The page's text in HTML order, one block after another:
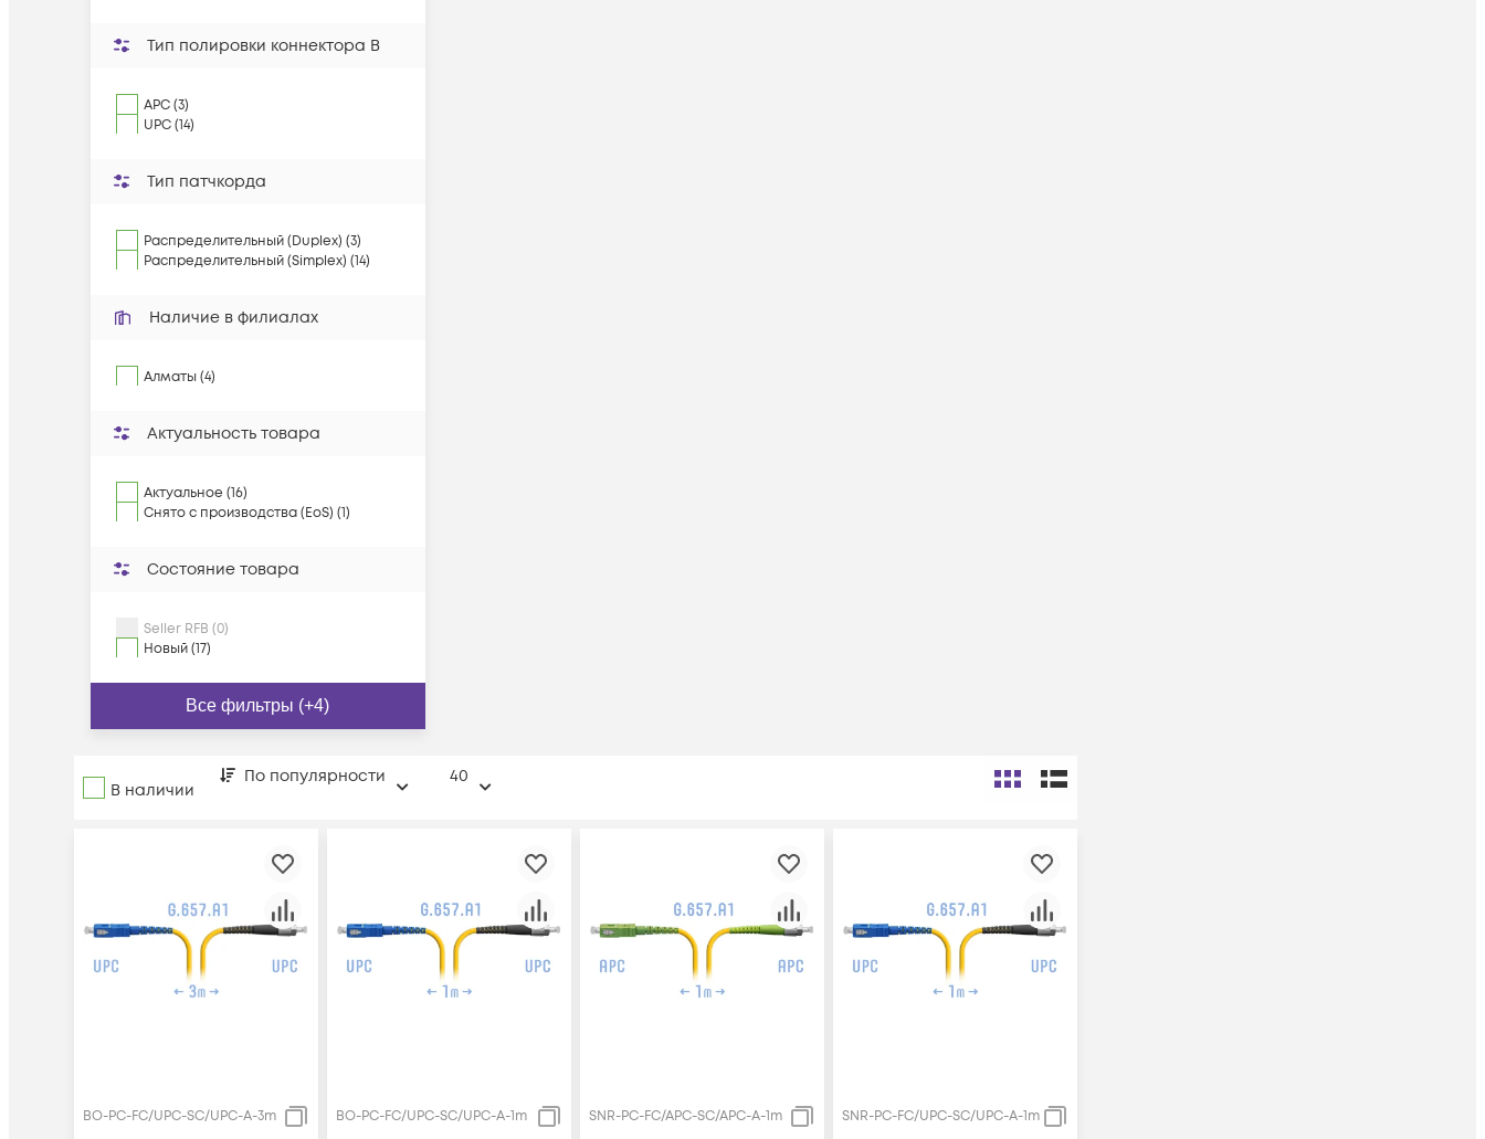
Тип полировки коннектора B
APC (3)
UPC (14)
Тип патчкорда
Распределительный (Duplex) (3)
Распределительный (Simplex) (14)
Наличие в филиалах
Алматы (4)
Актуальность товара
Актуальное (16)
Снято с производства (EoS) (1)
Состояние товара
Seller RFB (0)
Новый (17)
Все фильтры (+4)
В наличии
По популярности 40
BO-PC-FC/UPC-SC/UPC-A-3m BO-PC-FC/UPC-SC/UPC-A-1m SNR-PC-FC/APC-SC/APC-A-1m SNR-PC-FC/UPC-SC/UPC-A-1m